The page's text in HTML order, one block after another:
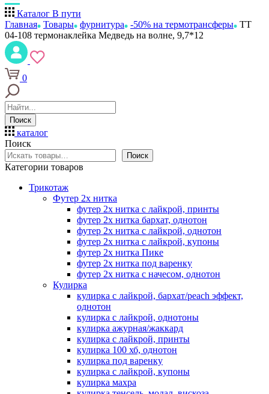
Каталог В пути
Главная Товары фурнитура -50% на термотрансферы ТТ
04-108 термонаклейка Медведь на волне, 9,7*12
0
Поиск
каталог
Поиск
Поиск
Категории товаров
Трикотаж
Футер 2х нитка
футер 2х нитка с лайкрой, принты
футер 2х нитка бархат, однотон
футер 2х нитка с лайкрой, однотон
футер 2х нитка с лайкрой, купоны
футер 2х нитка Пике
футер 2х нитка под варенку
футер 2х нитка с начесом, однотон
Кулирка
кулирка с лайкрой, бархат/peach эффект,
однотон
кулирка с лайкрой, однотоны
кулирка ажурная/жаккард
кулирка с лайкрой, принты
кулирка 100 хб, однотон
кулирка под варенку
кулирка с лайкрой, купоны
кулирка махра